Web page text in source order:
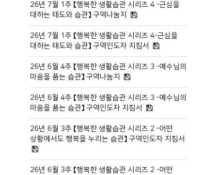
26년 7월 1주 【행복한 생활습관 시리즈 4 -근심을
대하는 태도와 습관】 구역나눔지
26년 7월 1주 【행복한 생활습관 시리즈 4-근심을
대하는 태도와 습관】 구역인도자 지침서
26년 6월 4주 【행복한 생활습관 시리즈 3 -예수님의
마음을 품는 습관】 구역나눔지
26년 6월 4주 【행복한 생활습관 시리즈 3 -예수님의
마음을 품는 습관】 구역인도자 지침서
26년 6월 3주 【행복한 생활습관 시리즈 2 -어떤
상황에서도 행복을 누리는 습관】 구역인도자 지침서
26년 6월 3주 【행복한 생활습관 시리즈 2 -어떤